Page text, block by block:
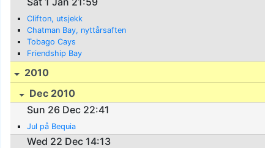
Clifton, utsjekk
Chatman Bay, nyttårsaften
Tobago Cays
Friendship Bay
2010
Dec 2010
Sun 26 Dec 22:41
Jul på Bequia
Wed 22 Dec 14:13